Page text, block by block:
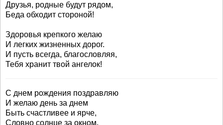
Друзья, родные будут рядом,
Беда обходит стороной!
Здоровья крепкого желаю
И легких жизненных дорог.
И пусть всегда, благословляя,
Тебя хранит твой ангелок!
С днем рождения поздравляю
И желаю день за днем
Быть счастливее и ярче,
Словно солнце за окном.